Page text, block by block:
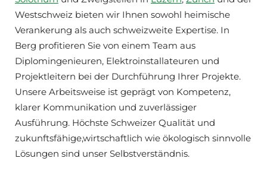
Westschweiz bieten wir Ihnen sowohl heimische
Verankerung als auch schweizweite Expertise. In
Berg profitieren Sie von einem Team aus
Diplomingenieuren, Elektroinstallateuren und
Projektleitern bei der Durchführung Ihrer Projekte.
Unsere Arbeitsweise ist geprägt von Kompetenz,
klarer Kommunikation und zuverlässiger
Ausführung. Höchste Schweizer Qualität und
zukunftsfähige,wirtschaftlich wie ökologisch sinnvolle
Lösungen sind unser Selbstverständnis.